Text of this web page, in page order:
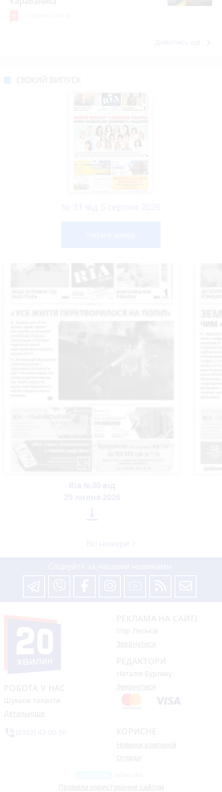
РОБОТА У НАС
Шукаєм таланти
Детальніше
РЕКЛАМА НА САЙТІ
Ігор Леськів
Звернутися
РЕДАКТОРИ
Наталія Бурлаку
Звернутися
КОРИСНЕ
Новини компаній
Огляди
Правила користування сайтом